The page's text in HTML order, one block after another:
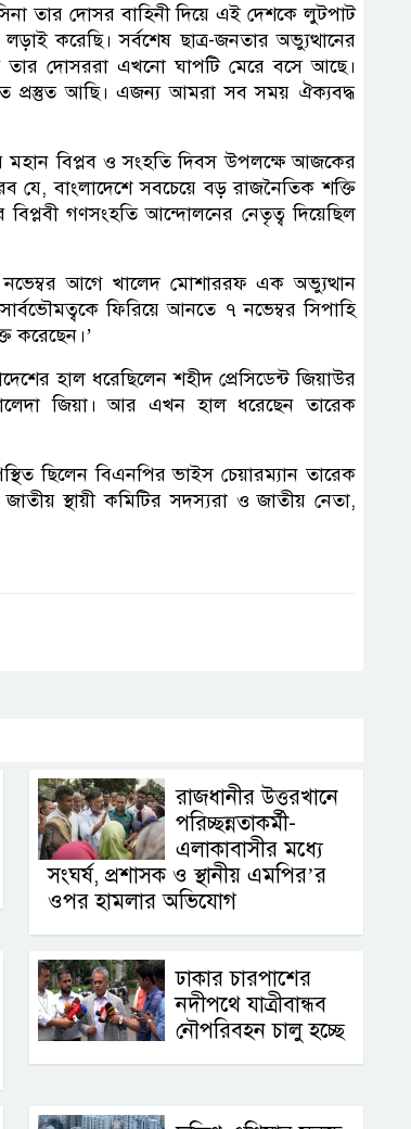
তার দোসর বাহিনী দিয়ে এই দেশকে লুটপাট
করেছি। সর্বশেষ ছাত্র-জনতার অভ্যুত্থানের
তার দোসররা এখনো ঘাপটি মেরে বসে আছে।
আছি। এজন্য আমরা সব সময় ঐক্যবদ্ধ
মহান বিপ্লব ও সংহতি দিবস উপলক্ষে আজকের
যে, বাংলাদেশে সবচেয়ে বড় রাজনৈতিক শক্তি
গণসংহতি আন্দোলনের নেতৃত্ব দিয়েছিল
আগে খালেদ মোশাররফ এক অভ্যুত্থান
ফিরিয়ে আনতে ৭ নভেম্বর সিপাহি
করেছেন।’
হাল ধরেছিলেন শহীদ প্রেসিডেন্ট জিয়াউর
জিয়া। আর এখন হাল ধরেছেন তারেক
ছিলেন বিএনপির ভাইস চেয়ারম্যান তারেক
স্থায়ী কমিটির সদস্যরা ও জাতীয় নেতা,
রাজধানীর উত্তরখানে
পরিচ্ছন্নতাকর্মী-
এলাকাবাসীর মধ্যে
সংঘর্ষ, প্রশাসক ও স্থানীয় এমপির’র
ওপর হামলার অভিযোগ
ঢাকার চারপাশের
নদীপথে যাত্রীবান্ধব
নৌপরিবহন চালু হচ্ছে